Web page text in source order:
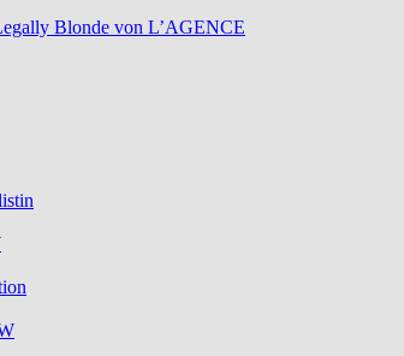
Blonde von L’AGENCE